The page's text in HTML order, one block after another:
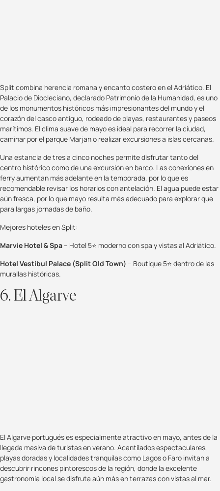
Split combina herencia romana y encanto costero en el Adriático. El
Palacio de Diocleciano, declarado Patrimonio de la Humanidad, es uno
de los monumentos históricos más impresionantes del mundo y el
corazón del casco antiguo, rodeado de playas, restaurantes y paseos
marítimos. El clima suave de mayo es ideal para recorrer la ciudad,
caminar por el parque Marjan o realizar excursiones a islas cercanas.
Una estancia de tres a cinco noches permite disfrutar tanto del
centro histórico como de una excursión en barco. Las conexiones en
ferry aumentan más adelante en la temporada, por lo que es
recomendable revisar los horarios con antelación. El agua puede estar
aún fresca, por lo que mayo resulta más adecuado para explorar que
para largas jornadas de baño.
Mejores hoteles en Split:
Marvie Hotel & Spa– Hotel 5⭐ moderno con spa y vistas al Adriático.
Hotel Vestibul Palace (Split Old Town) – Boutique 5⭐ dentro de las
murallas históricas.
6. El Algarve
El Algarve portugués es especialmente atractivo en mayo, antes de la
llegada masiva de turistas en verano. Acantilados espectaculares,
playas doradas y localidades tranquilas como Lagos o Faro invitan a
descubrir rincones pintorescos de la región, donde la excelente
gastronomía local se disfruta aún más en terrazas con vistas al mar.